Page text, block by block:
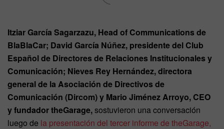
Itziar García Sagarzazu, Head of Communications de
BlaBlaCar; David García Núñez, presidente del Club
Español de Directores de Relaciones Institucionales y
Comunicación; Nieves Rey Hernández, directora
general de la Asociación de Directivos de
Comunicación (Dircom) y Mario Jiménez Arroyo, CEO
y fundador theGarage,sostuvieron una conversación
luego de la presentación del tercer informe de theGarage,